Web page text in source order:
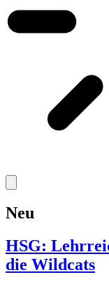
Neu
HSG:
die Wildcats